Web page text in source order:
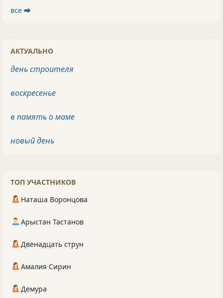
все ⮕
АКТУАЛЬНО
день строителя
воскресенье
в память о маме
новый день
ТОП УЧАСТНИКОВ
Наташа Воронцова
Арыстан Тастанов
Двенадцать струн
Амалия Сирин
Демура